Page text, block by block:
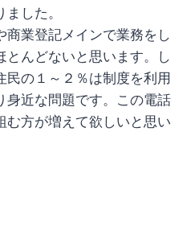
した。
業登記メインで業務をし
とんどないと思います。し
の１～２％は制度を利用
身近な問題です。この電話
む方が増えて欲しいと思い